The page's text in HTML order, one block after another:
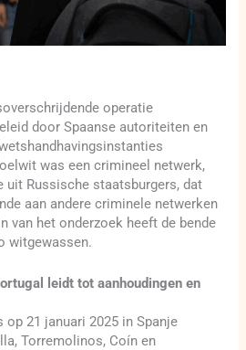
operatie
door Spaanse autoriteiten en
was een crimineel netwerk,
uit Russische staatsburgers, dat
aan andere criminele netwerken
van het onderzoek heeft de bende
witgewassen.
leidt tot aanhoudingen en
op 21 januari 2025 in Spanje
Torremolinos, Coín en